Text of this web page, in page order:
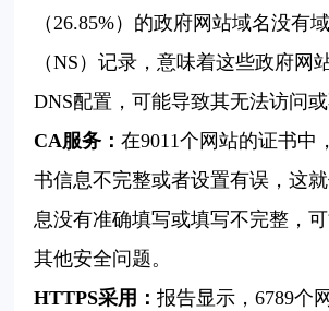
（26.85%）的政府网站域名没有
（NS）记录，意味着这些政府网
DNS配置，可能导致其无法访问或
CA服务：在9011个网站的证书中
书信息不完整或者设置有误，这
息没有准确填写或填写不完整，
其他安全问题。
HTTPS采用：报告显示，6789个